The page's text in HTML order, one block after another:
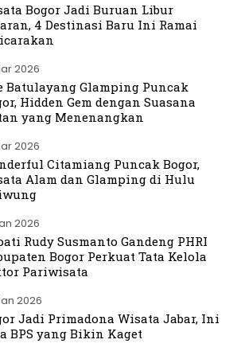
Bogor Jadi Buruan Libur
4 Destinasi Baru Ini Ramai
2026
Batulayang Glamping Puncak
Hidden Gem dengan Suasana
yang Menenangkan
2026
Citamiang Puncak Bogor,
Alam dan Glamping di Hulu
2026
Rudy Susmanto Gandeng PHRI
Bogor Perkuat Tata Kelola
Pariwisata
2026
Jadi Primadona Wisata Jabar, Ini
BPS yang Bikin Kaget